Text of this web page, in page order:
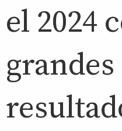
el 2024
grandes